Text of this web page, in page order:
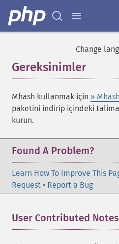
Change
Gereksinimler¶
Mhash kullanmak için »
paketini indirip içindeki
kurun.
Found A Problem?
Learn How To Improve This
Request • Report a Bug
User Contributed Notes